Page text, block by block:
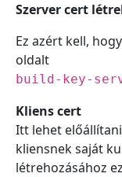
Szerver cert
Ez azért kell,
oldalt
build-key-
Kliens cert
Itt lehet
kliensnek saját
létrehozásához